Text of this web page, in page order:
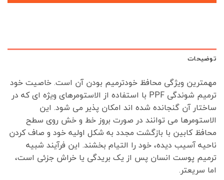
توضیحات
مهمترین ویژگی محافظ خودترمیم بودن آن است. خاصیت خود
ترمیم شوندگی PPF با استفاده از الاستومرهای ویژه ای که در
ساختار آن گنجانده شده اند امکان پذیر می شود. این
الاستومرها می توانند در صورت بروز خط و خش روی سطح
محافظ کابین با بازگشت مجدد به شکل اولیه خود و صاف کردن
ناحیه آسیب دیده، خود را التیام بخشند. این فرآیند شبیه
ترمیم پوست انسان پس از یک بریدگی یا خراش جزئی است،
اما سریعتر.